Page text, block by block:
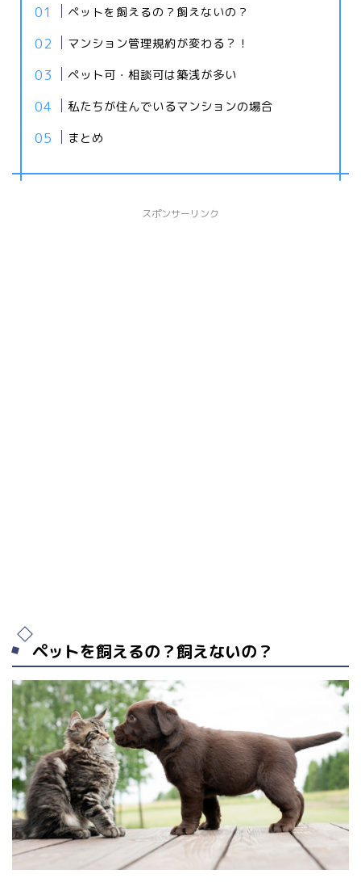
ペットを飼えるの？飼えないの？
マンション管理規約が変わる？！
ペット可・相談可は築浅が多い
私たちが住んでいるマンションの場合
まとめ
スポンサーリンク
ペットを飼えるの？飼えないの？